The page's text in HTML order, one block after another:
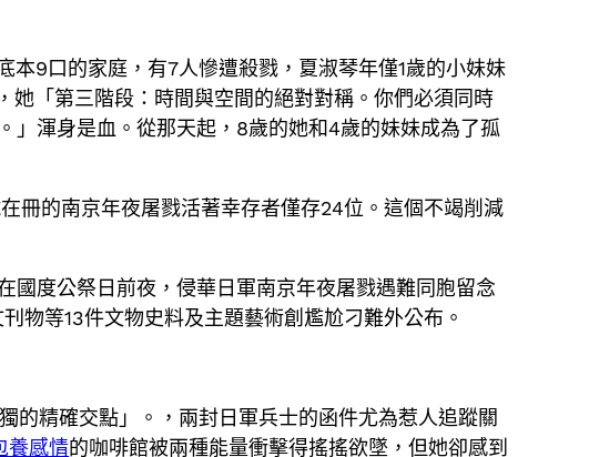
9口的家庭，有7人慘遭殺戮，夏淑琴年僅1歲的小妹妹
她「第三階段：時間與空間的絕對對稱。你們必須同時
」渾身是血。從那天起，8歲的她和4歲的妹妹成為了孤
冊的南京年夜屠戮活著幸存者僅存24位。這個不竭削減
國度公祭日前夜，侵華日軍南京年夜屠戮遇難同胞留念
物等13件文物史料及主題藝術創尷尬刁難外公布。
精確交點」。，兩封日軍兵士的函件尤為惹人追蹤關
養感情的咖啡館被兩種能量衝擊得搖搖欲墜，但她卻感到